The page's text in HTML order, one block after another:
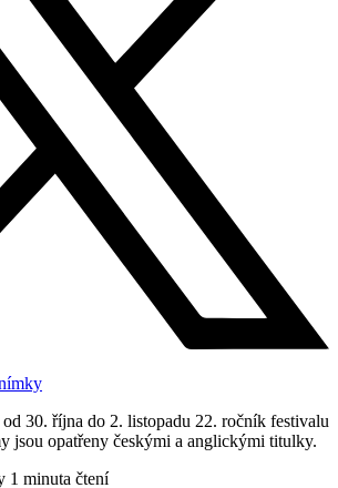
30. října do 2. listopadu 22. ročník festivalu
jsou opatřeny českými a anglickými titulky.
1 minuta čtení